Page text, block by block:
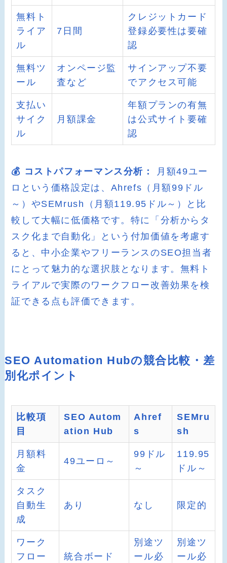
無料ト
ライア
ル
7日間
クレジットカード
登録必要性は要確
認
無料ツ
ール
オンページ監
査など
サインアップ不要
でアクセス可能
支払い
サイク
ル
月額課金
年額プランの有無
は公式サイト要確
認
💰 コストパフォーマンス分析：
月額49ユー
ロという価格設定は、Ahrefs（月額99ドル
～）やSEMrush（月額119.95ドル～）と比
較して大幅に低価格です。特に「分析からタ
スク化まで自動化」という付加価値を考慮す
ると、中小企業やフリーランスのSEO担当者
にとって魅力的な選択肢となります。無料ト
ライアルで実際のワークフロー改善効果を検
証できる点も評価できます。
SEO Automation Hubの競合比較・差
別化ポイント
比較項
目
SEO Autom
ation Hub
Ahref
s
SEMru
sh
月額料
金
49ユーロ～
99ドル
～
119.95
ドル～
タスク
自動生
成
あり なし 限定的
ワーク
フロー
統合ボード
別途ツ
ール必
別途ツ
ール必